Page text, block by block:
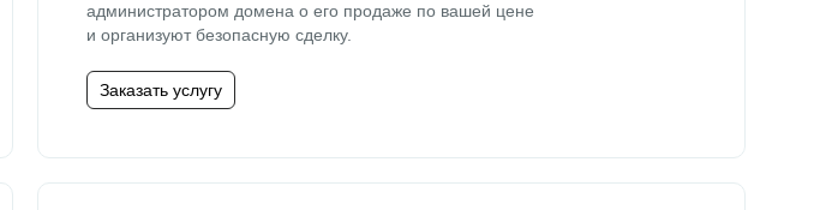
администратором домена о его продаже по вашей цене
и организуют безопасную сделку.
Заказать услугу